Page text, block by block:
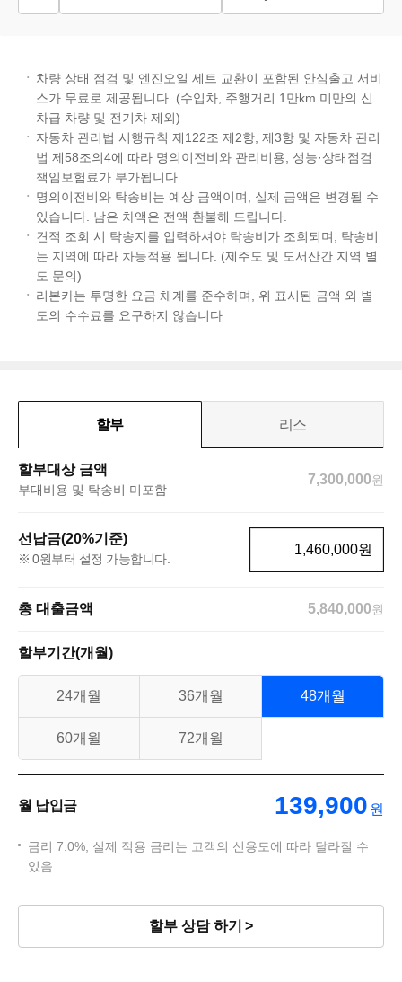
차량 상태 점검 및 엔진오일 세트 교환이 포함된 안심출고 서비
스가 무료로 제공됩니다. (수입차, 주행거리 1만km 미만의 신
차급 차량 및 전기차 제외)
자동차 관리법 시행규칙 제122조 제2항, 제3항 및 자동차 관리
법 제58조의4에 따라 명의이전비와 관리비용, 성능·상태점검
책임보험료가 부가됩니다.
명의이전비와 탁송비는 예상 금액이며, 실제 금액은 변경될 수
있습니다. 남은 차액은 전액 환불해 드립니다.
견적 조회 시 탁송지를 입력하셔야 탁송비가 조회되며, 탁송비
는 지역에 따라 차등적용 됩니다. (제주도 및 도서산간 지역 별
도 문의)
리본카는 투명한 요금 체계를 준수하며, 위 표시된 금액 외 별
도의 수수료를 요구하지 않습니다
할부 리스
할부대상 금액
부대비용 및 탁송비 미포함
7,300,000원
선납금(20%기준)
0원부터 설정 가능합니다.
원
총 대출금액 5,840,000원
할부기간(개월)
24개월 36개월 48개월
60개월 72개월
월 납입금 139,900 원
금리 7.0%, 실제 적용 금리는 고객의 신용도에 따라 달라질 수
있음
할부 상담 하기